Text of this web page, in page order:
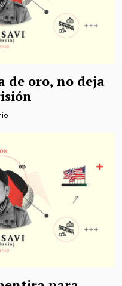
de oro, no deja